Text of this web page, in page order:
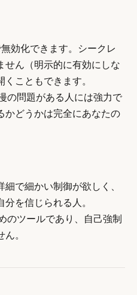
効化できます。シークレ
せん（明示的に有効にしな
こともできます。
の問題がある人には強力で
かどうかは完全にあなたの
で細かい制御が欲しく、
を信じられる人。
のツールであり、自己強制
。